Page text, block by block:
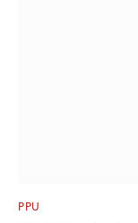
PPU